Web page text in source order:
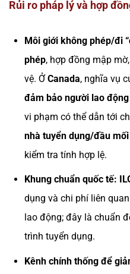
Rủi ro pháp lý và hợp
Môi giới không phép/đi
phép, hợp đồng mập
vệ. ỞCanada, nghĩa vụ
đảm bảo người lao
vi phạm có thể dẫn tới
nhà tuyển dụng/đầu
kiểm tra tính hợp lệ.
Khung chuẩn quốc tế:
dụng và chi phí liên quan
lao động; đây là chuẩn
trình tuyển dụng.
Kênh chính thống để